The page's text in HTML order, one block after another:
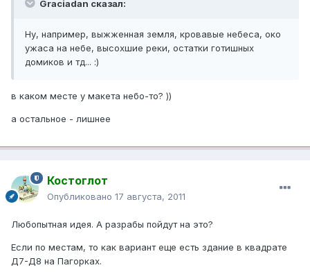
Graciadan сказал:
Ну, например, выжженная земля, кровавые небеса, око
ужаса на небе, высохшие реки, остатки готишных
домиков и тд... :)
в каком месте у макета небо-то? ))
а остальное - лишнее
Костоглот
Опубликовано 17 августа, 2011
Любопытная идея. А разрабы пойдут на это?
Если по местам, то как вариант еще есть здание в квадрате
Д7-Д8 на Пагорках.